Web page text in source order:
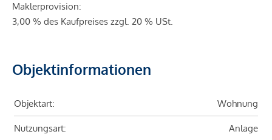
Maklerprovision:
3,00 % des Kaufpreises zzgl. 20 % USt.
Objektinformationen
Objektart: Wohnung
Nutzungsart: Anlage